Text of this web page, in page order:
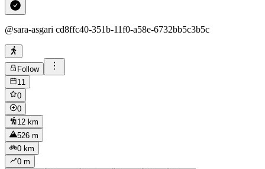
@sara-asgari cd8ffc40-351b-11f0-a58e-6732bb5c3b5c
Follow
11
0
0
12 km
526 m
0 km
0 m